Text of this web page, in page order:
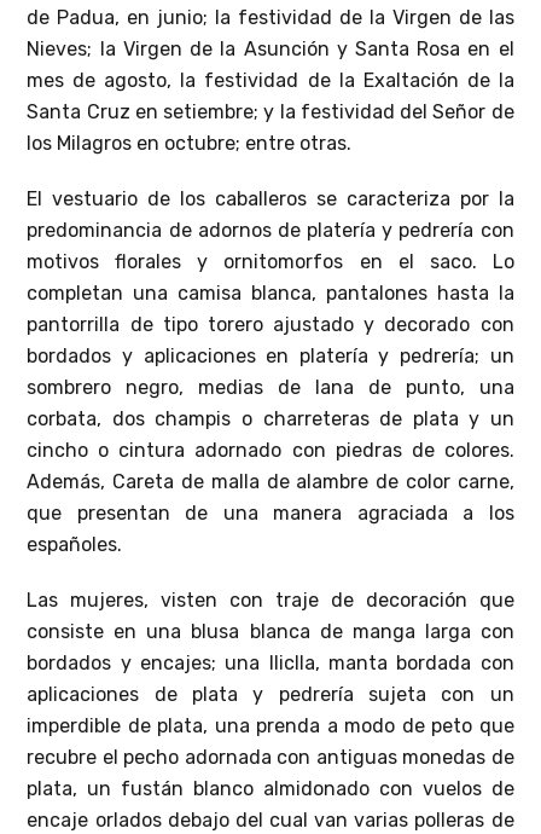
de Padua, en junio; la festividad de la Virgen de las
Nieves; la Virgen de la Asunción y Santa Rosa en el
mes de agosto, la festividad de la Exaltación de la
Santa Cruz en setiembre; y la festividad del Señor de
los Milagros en octubre; entre otras.
El vestuario de los caballeros se caracteriza por la
predominancia de adornos de platería y pedrería con
motivos florales y ornitomorfos en el saco. Lo
completan una camisa blanca, pantalones hasta la
pantorrilla de tipo torero ajustado y decorado con
bordados y aplicaciones en platería y pedrería; un
sombrero negro, medias de lana de punto, una
corbata, dos champis o charreteras de plata y un
cincho o cintura adornado con piedras de colores.
Además, Careta de malla de alambre de color carne,
que presentan de una manera agraciada a los
españoles.
Las mujeres, visten con traje de decoración que
consiste en una blusa blanca de manga larga con
bordados y encajes; una lliclla, manta bordada con
aplicaciones de plata y pedrería sujeta con un
imperdible de plata, una prenda a modo de peto que
recubre el pecho adornada con antiguas monedas de
plata, un fustán blanco almidonado con vuelos de
encaje orlados debajo del cual van varias polleras de